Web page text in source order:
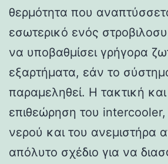
θερμότητα που
εσωτερικό ενός
να υποβαθμίσει γρήγορα
εξαρτήματα, εάν το
παραμεληθεί. Η τακτική
επιθεώρηση του intercooler,
νερού και του ανεμιστήρα
απόλυτο σχέδιο για να